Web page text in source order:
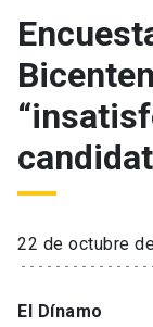
22 de octubre
El Dínamo